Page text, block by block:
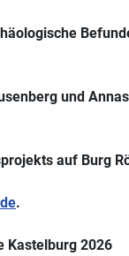
und
auf Burg
.
Kastelburg 2026